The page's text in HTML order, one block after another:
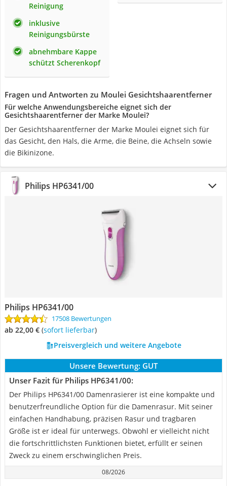
Reinigung
inklusive
Reinigungsbürste
abnehmbare Kappe
schützt Scherenkopf
Fragen und Antworten zu Moulei Gesichtshaarentferner
Für welche Anwendungsbereiche eignet sich der
Gesichtshaarentferner der Marke Moulei?
Der Gesichtshaarentferner der Marke Moulei eignet sich für
das Gesicht, den Hals, die Arme, die Beine, die Achseln sowie
die Bikinizone.
Philips HP6341/00
Philips HP6341/00
17508 Bewertungen
ab 22,00 € ( Sofort lieferbar)
Preisvergleich und weitere Angebote
Unsere Bewertung: GUT
Unser Fazit für Philips HP6341/00:
Der Philips HP6341/00 Damenrasierer ist eine kompakte und
benutzerfreundliche Option für die Damenrasur. Mit seiner
einfachen Handhabung, präzisen Rasur und tragbaren
Größe ist er ideal für unterwegs. Obwohl er vielleicht nicht
die fortschrittlichsten Funktionen bietet, erfüllt er seinen
Zweck zu einem erschwinglichen Preis.
08/2026